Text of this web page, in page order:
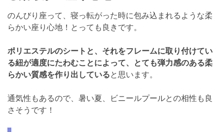
のんびり座って、寝っ転がった時に包み込まれるような柔
らかい座り心地！とっても良きです。
ポリエステルのシートと、それをフレームに取り付けてい
る紐が適度にたわむことによって、とても弾力感のある柔
らかい質感を作り出していると思います。
通気性もあるので、暑い夏、ビニールプールとの相性も良
さそうです！